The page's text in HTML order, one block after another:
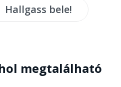
Hallgass bele!
megtalálható